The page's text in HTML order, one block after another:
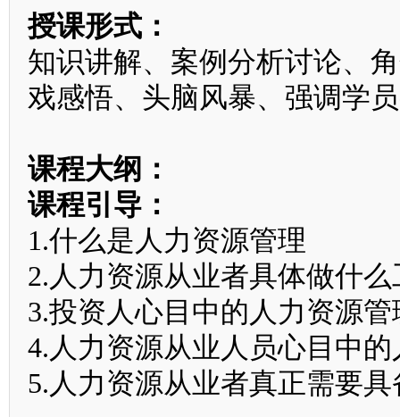
授课形式：
知识讲解、案例分析讨论、
戏感悟、头脑风暴、强调学
课程大纲：
课程引导：
1.什么是人力资源管理
2.人力资源从业者具体做什么
3.投资人心目中的人力资源
4.人力资源从业人员心目中
5.人力资源从业者真正需要